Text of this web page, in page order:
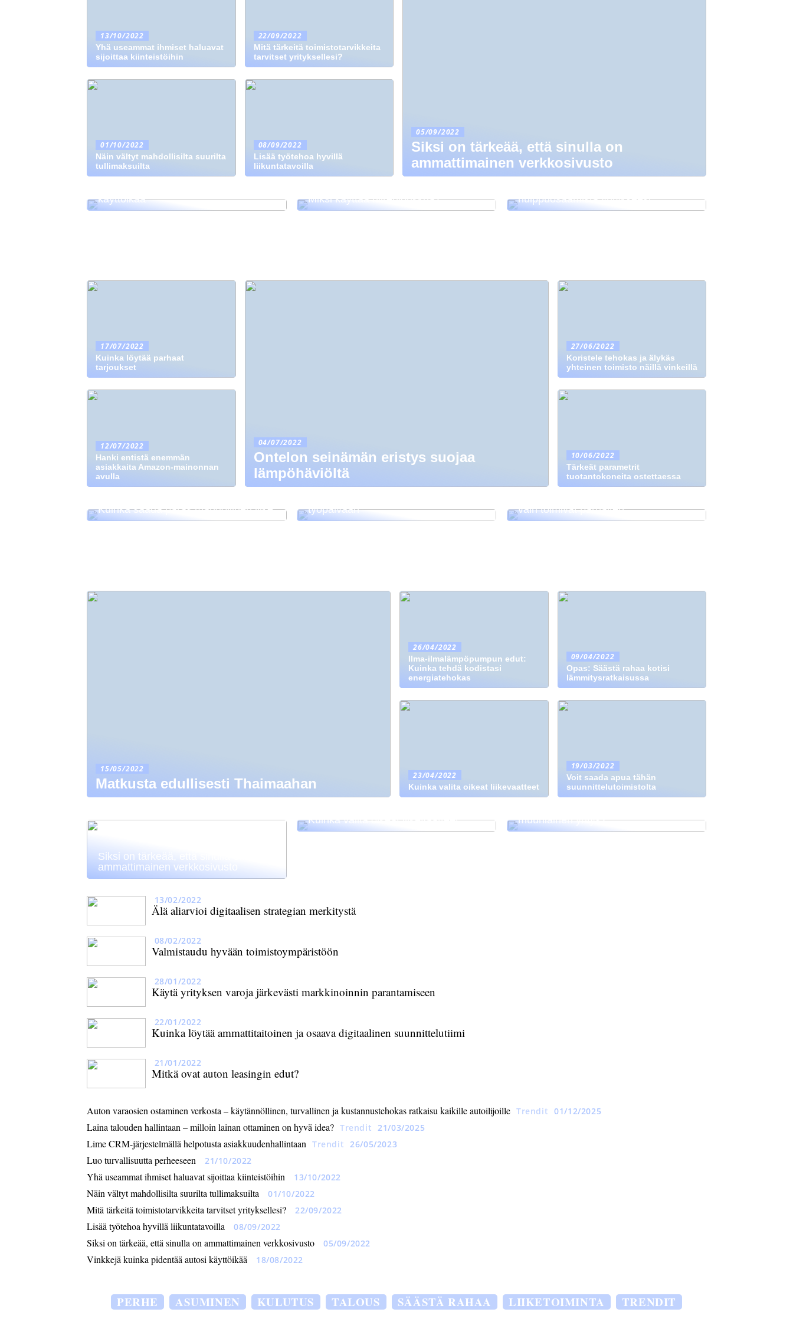
13/10/2022
Yhä useammat ihmiset haluavat
sijoittaa kiinteistöihin
01/10/2022
Näin vältyt mahdollisilta suurilta
tullimaksuilta
22/09/2022
Mitä tärkeitä toimistotarvikkeita
tarvitset yrityksellesi?
08/09/2022
Lisää työtehoa hyvillä
liikuntatavoilla
05/09/2022
Siksi on tärkeää, että sinulla on
ammattimainen verkkosivusto
käyttöikää
Miksi käyttää hiirenloukkua?
huippuosaamista yritykseesi
17/07/2022
Kuinka löytää parhaat
tarjoukset
12/07/2022
Hanki entistä enemmän
asiakkaita Amazon-mainonnan
avulla
04/07/2022
Ontelon seinämän eristys suojaa
lämpöhäviöltä
27/06/2022
Koristele tehokas ja älykäs
yhteinen toimisto näillä vinkeillä
10/06/2022
Tärkeät parametrit
tuotantokoneita ostettaessa
Kuinka saada paras mahdollinen liike
työpäivään
vain toimivat parhaiten
15/05/2022
Matkusta edullisesti Thaimaahan
26/04/2022
Ilma-ilmalämpöpumpun edut:
Kuinka tehdä kodistasi
energiatehokas
23/04/2022
Kuinka valita oikeat liikevaatteet
09/04/2022
Opas: Säästä rahaa kotisi
lämmitysratkaisussa
19/03/2022
Voit saada apua tähän
suunnittelutoimistolta
Siksi on tärkeää, että sinulla on
ammattimainen verkkosivusto
Kuinka valita oikeat liikevaatteet
Pitäisikö sinun perustaa yritys
muunlainen yritys?
13/02/2022
Älä aliarvioi digitaalisen strategian merkitystä
08/02/2022
Valmistaudu hyvään toimistoympäristöön
28/01/2022
Käytä yrityksen varoja järkevästi markkinoinnin parantamiseen
22/01/2022
Kuinka löytää ammattitaitoinen ja osaava digitaalinen suunnittelutiimi
21/01/2022
Mitkä ovat auton leasingin edut?
Auton varaosien ostaminen verkosta – käytännöllinen, turvallinen ja kustannustehokas ratkaisu kaikille autoilijoille Trendit 01/12/2025
Laina talouden hallintaan – milloin lainan ottaminen on hyvä idea? Trendit 21/03/2025
Lime CRM-järjestelmällä helpotusta asiakkuudenhallintaan Trendit 26/05/2023
Luo turvallisuutta perheeseen 21/10/2022
Yhä useammat ihmiset haluavat sijoittaa kiinteistöihin 13/10/2022
Näin vältyt mahdollisilta suurilta tullimaksuilta 01/10/2022
Mitä tärkeitä toimistotarvikkeita tarvitset yrityksellesi? 22/09/2022
Lisää työtehoa hyvillä liikuntatavoilla 08/09/2022
Siksi on tärkeää, että sinulla on ammattimainen verkkosivusto 05/09/2022
Vinkkejä kuinka pidentää autosi käyttöikää 18/08/2022
PERHE ASUMINEN KULUTUS TALOUS SÄÄSTÄ RAHAA LIIKETOIMINTA TRENDIT